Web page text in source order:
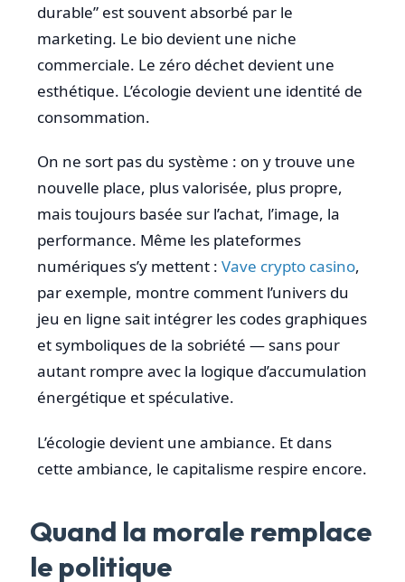
durable” est souvent absorbé par le
marketing. Le bio devient une niche
commerciale. Le zéro déchet devient une
esthétique. L’écologie devient une identité de
consommation.
On ne sort pas du système : on y trouve une
nouvelle place, plus valorisée, plus propre,
mais toujours basée sur l’achat, l’image, la
performance. Même les plateformes
numériques s’y mettent : Vave crypto casino,
par exemple, montre comment l’univers du
jeu en ligne sait intégrer les codes graphiques
et symboliques de la sobriété — sans pour
autant rompre avec la logique d’accumulation
énergétique et spéculative.
L’écologie devient une ambiance. Et dans
cette ambiance, le capitalisme respire encore.
Quand la morale remplace
le politique